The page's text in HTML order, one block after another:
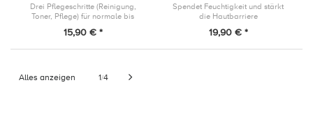
Drei Pflegeschritte (Reinigung,
Toner, Pflege) für normale bis
Kennenlernen oder für den Kurztrip
15,90 € *
Spendet Feuchtigkeit und stärkt
die Hautbarriere
19,90 € *
Alles anzeigen 1/4